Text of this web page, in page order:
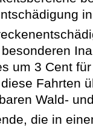
um 3 Cent
Fahrten
Wald-
die in